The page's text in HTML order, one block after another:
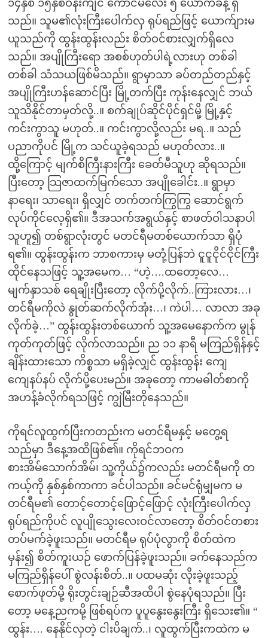
၁၄နှစ် ၁၅နှစ်ဝန်းကျင် ကောင်မလေး ၅ ယောက်ခန့် ရှိ
သည်။ သူမ၏လုံးကြီးပေါက်လှ ရုပ်ရည်ဖြင့် ယောက်ျားမ
ယူသည်ကို ထွန်းထွန်းလည်း စိတ်ဝင်စားလျှက်ရှိလေ
သည်။ အပျိုကြီးရော အစစ်ဟုတ်ပါရဲ့လားဟု တစ်ခါ
တစ်ခါ သံသယဖြစ်မိသည်။ ရွာမှာသာ ခပ်တည်တည်နှင့်
အပျိုကြီးဟန်ဆောင်ပြီး မြို့တက်ပြီး ကုန်းနေလျှင် ဘယ်
သူသိနိုင်တာမှတ်လို့..။ စက်ချုပ်ဆိုင်ပိုင်ရှင်မို့ မြို့နှင့်
ကင်းကွာသူ မဟုတ်..။ ကင်းကွာလို့လည်း မရ..။ သည်
ပညာကိုပင် မြို့က သင်ယူခဲ့ရသည် မဟုတ်လား..။
ထို့ကြောင့် မျက်စိကြီးနားကြီး ခေတ်မီသူဟု ဆိုရသည်။
ပြီးတော့ သြဇာထက်မြက်သော အပျိုခေါင်း..။ ရွာမှာ
နာရေး၊ သာရေး၊ ရှိလျှင် တက်တက်ကြွကြွ ဆောင်ရွက်
လုပ်ကိုင်လေ့ရှိ၏။ ဒီအသက်အရွယ်နှင့် စာဖတ်ဝါသနာပါ
သူဟူ၍ တစ်ရွာလုံးတွင် မတင်ရီမတစ်ယောက်သာ ရှိပုံ
ရ၏။ ထွန်းထွန်းက ဘာစကားမှ မတုံ့ပြန်ဘဲ ငူငူငိုင်ငိုင်ကြီး
ထိုင်နေသဖြင့် သူ့အမေက… “ဟဲ့….ထတော့လေ…
မျက်နှာသစ် ရေချိုးပြီးတော့ လိုက်ပို့လိုက်..ကြားလား…၊
တင်ရီမကိုလဲ နွုတ်ဆက်လိုက်အုံး…၊ ကဲပါ… လာလာ အခု
လိုက်ခဲ့…” ထွန်းထွန်းတစ်ယောက် သူ့အမေနောက်က မွုန်
ကုတ်ကုတ်ဖြင့် လိုက်လာသည်။ ည ၁၁ နာရီ မကြည်ရှိန်နှင့်
ချိန်းထားသော ကိစ္စသာ မရှိခဲ့လျှင် ထွန်းထွန်း ကျေ
ကျေနပ်နပ် လိုက်ပို့ပေးမည်။ အခုတော့ ကာမဓါတ်စာကို
အဟန့်ခံလိုက်ရသဖြင့် ကျွဲမြီးတိုနေသည်။
ကိုရင်လူထွက်ပြီးကတည်းက မတင်ရီမနှင့် မတွေ့ရ
သည်မှာ ဒီနေ့အထိဖြစ်၏။ ကိုရင်ဘဝက
စားအိမ်သောက်အိမ်၊ သူ့ကိုယ်၌ကလည်း မတင်ရီမကို တ
ကယ့်ကို နှစ်နှစ်ကာကာ ခင်ပါသည်။ ခင်မင်ရုံမျှမက မ
တင်ရီမ၏ တောင့်တောင့်ဖြောင့်ဖြောင့် လုံးကြီးပေါက်လှ
ရုပ်ရည်ကိုပင် လူပျိုသွေးလေးဝင်လာတော့ စိတ်ဝင်တစား
တပ်မက်ခဲ့ဖူးသည်။ မတင်ရီမ ရုပ်ပုံလွာကို စိတ်ထဲက
မှန်း၍ စိတ်ကူးယဉ် ဖောက်ပြန်ခဲ့ဖူးသည်။ ခက်နေသည်က
မကြည်ရှိန်ပေါ် စွဲလန်းစိတ်..။ ပထမဆုံး လိုးခဲ့ဖူးသည့်
စောက်ဖုတ်မို့ ရိုးတွင်းချဉ်ဆီအထိပါ စွဲနေပုံရသည်။ ပြီး
တော့ မနေ့ညကမို့ ဖြစ်ရပ်က ပူပူနွေးနွေးကြီး ရှိသေး၏။ “
ထွန်း…. နေနိုင်လှတဲ့ ငါးပိချက်..၊ လူထွက်ပြီးကထဲက မ